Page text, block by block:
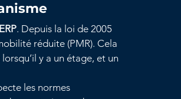
. Depuis la loi de 2005
réduite (PMR). Cela
y a un étage, et un
les normes